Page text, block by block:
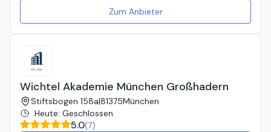
Zum Anbieter
Wichtel Akademie München Großhadern
Stiftsbogen 158a|81375München
Heute: Geschlossen
5.0(7)